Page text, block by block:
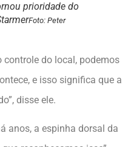
prioridade do
Foto: Peter
controle do local, podemos
e isso significa que a
disse ele.
anos, a espinha dorsal da